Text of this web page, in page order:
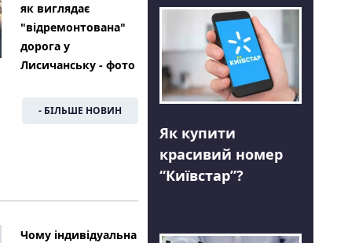
як виглядає
"відремонтована"
дорога у
Лисичанську - фото
- БІЛЬШЕ НОВИН
Чому індивідуальна
Як купити
красивий номер
“Київстар”?